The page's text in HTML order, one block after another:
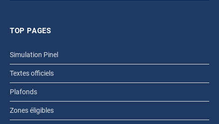
TOP PAGES
Simulation Pinel
Textes officiels
Plafonds
Zones éligibles